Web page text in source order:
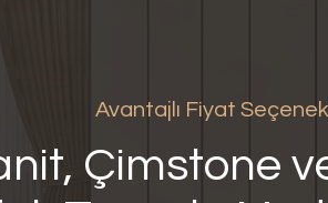
Avantajlı Fiyat
Çimstone